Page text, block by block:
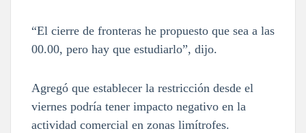
“El cierre de fronteras he propuesto que sea a las
00.00, pero hay que estudiarlo”, dijo.
Agregó que establecer la restricción desde el
viernes podría tener impacto negativo en la
actividad comercial en zonas limítrofes.